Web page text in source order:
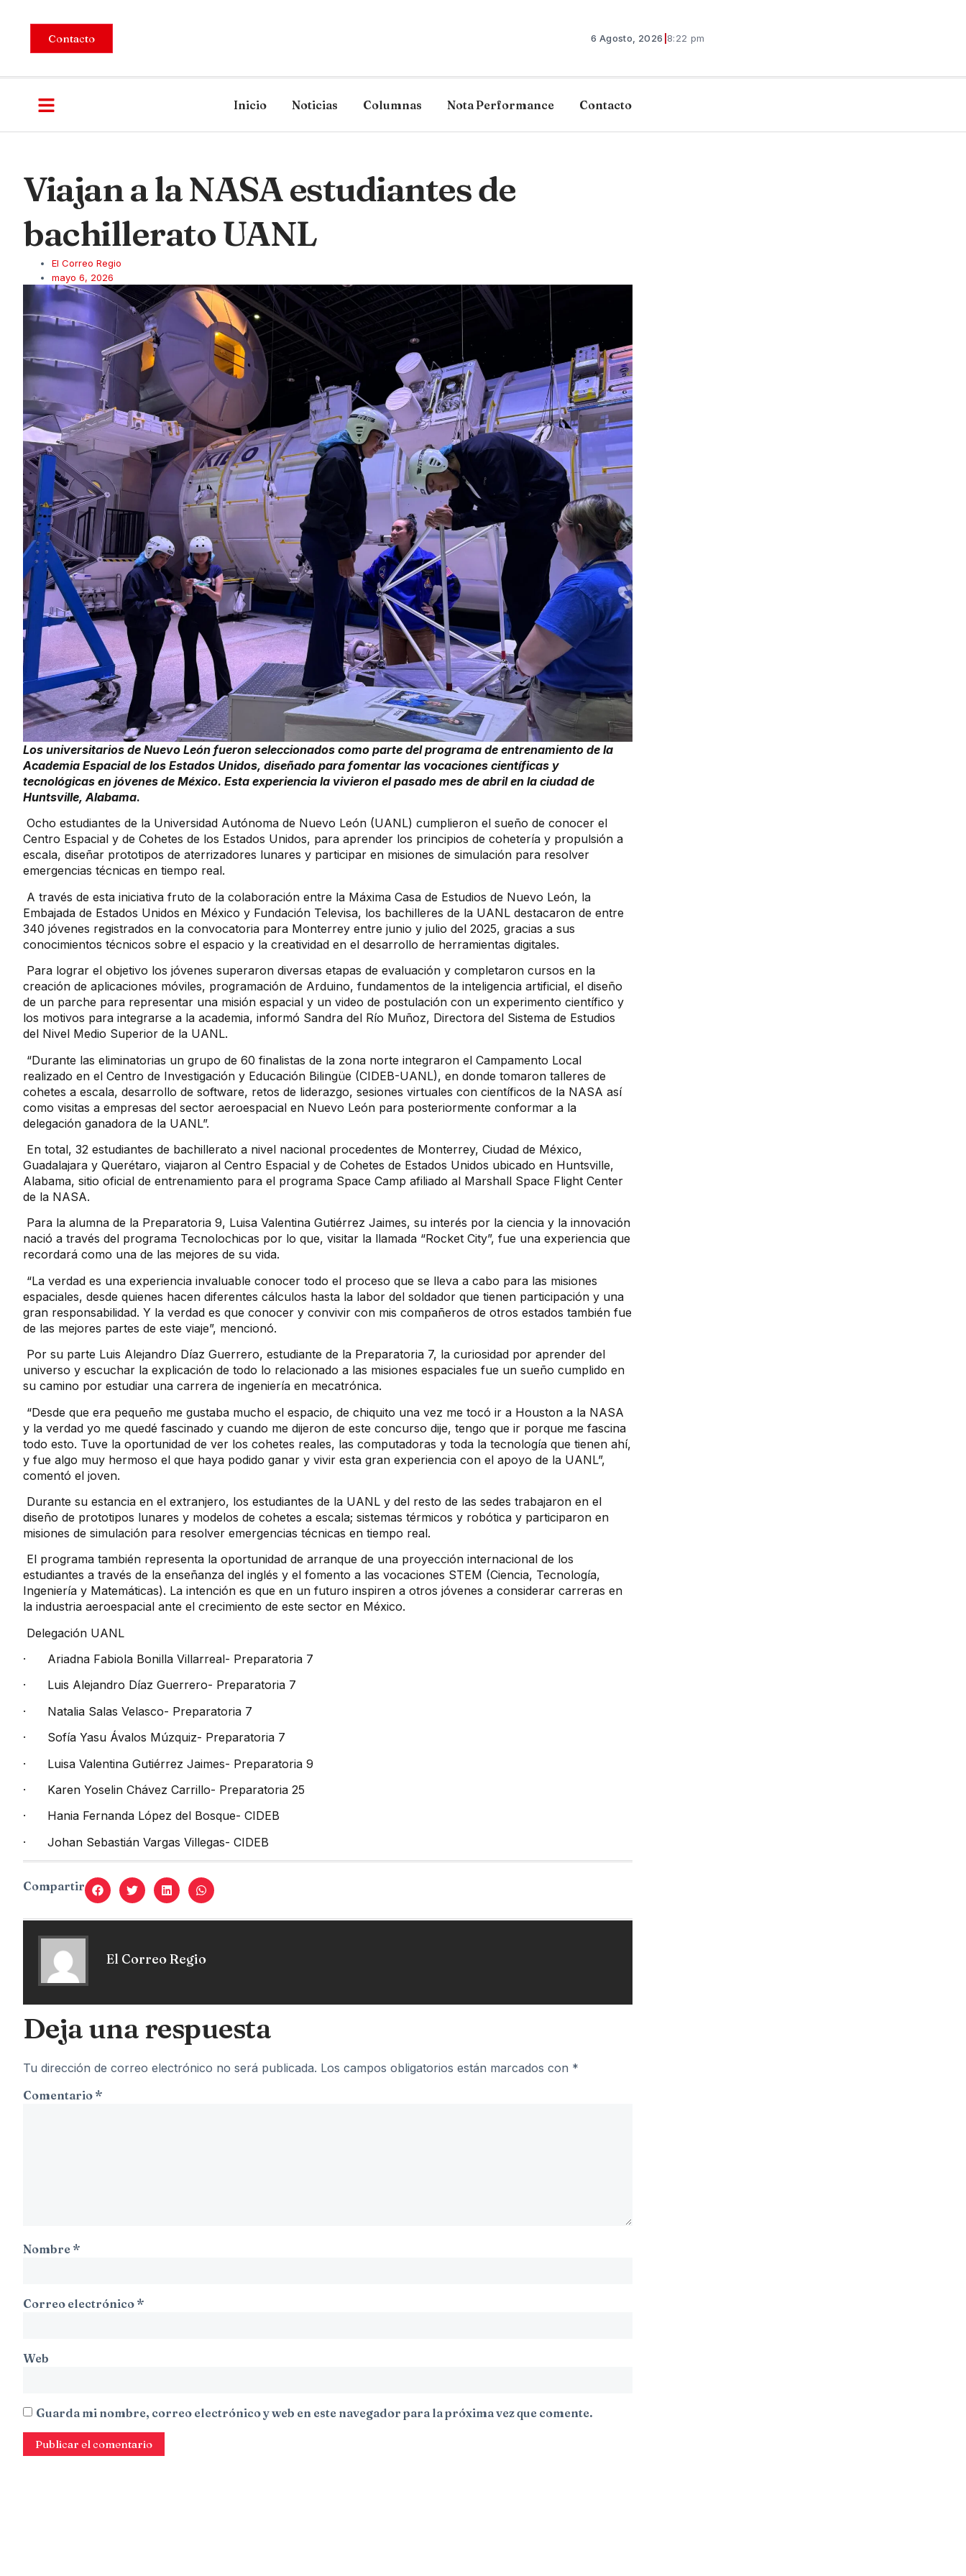
Contacto 6 Agosto, 2026 8:22 pm
Inicio Noticias Columnas Nota Performance Contacto
Viajan a la NASA estudiantes de
bachillerato UANL
El Correo Regio
mayo 6, 2026
Los universitarios de Nuevo León fueron seleccionados como parte del programa de entrenamiento de la
Academia Espacial de los Estados Unidos, diseñado para fomentar las vocaciones científicas y
tecnológicas en jóvenes de México. Esta experiencia la vivieron el pasado mes de abril en la ciudad de
Huntsville, Alabama.
Ocho estudiantes de la Universidad Autónoma de Nuevo León (UANL) cumplieron el sueño de conocer el
Centro Espacial y de Cohetes de los Estados Unidos, para aprender los principios de cohetería y propulsión a
escala, diseñar prototipos de aterrizadores lunares y participar en misiones de simulación para resolver
emergencias técnicas en tiempo real.
A través de esta iniciativa fruto de la colaboración entre la Máxima Casa de Estudios de Nuevo León, la
Embajada de Estados Unidos en México y Fundación Televisa, los bachilleres de la UANL destacaron de entre
340 jóvenes registrados en la convocatoria para Monterrey entre junio y julio del 2025, gracias a sus
conocimientos técnicos sobre el espacio y la creatividad en el desarrollo de herramientas digitales.
Para lograr el objetivo los jóvenes superaron diversas etapas de evaluación y completaron cursos en la
creación de aplicaciones móviles, programación de Arduino, fundamentos de la inteligencia artificial, el diseño
de un parche para representar una misión espacial y un video de postulación con un experimento científico y
los motivos para integrarse a la academia, informó Sandra del Río Muñoz, Directora del Sistema de Estudios
del Nivel Medio Superior de la UANL.
“Durante las eliminatorias un grupo de 60 finalistas de la zona norte integraron el Campamento Local
realizado en el Centro de Investigación y Educación Bilingüe (CIDEB-UANL), en donde tomaron talleres de
cohetes a escala, desarrollo de software, retos de liderazgo, sesiones virtuales con científicos de la NASA así
como visitas a empresas del sector aeroespacial en Nuevo León para posteriormente conformar a la
delegación ganadora de la UANL”.
En total, 32 estudiantes de bachillerato a nivel nacional procedentes de Monterrey, Ciudad de México,
Guadalajara y Querétaro, viajaron al Centro Espacial y de Cohetes de Estados Unidos ubicado en Huntsville,
Alabama, sitio oficial de entrenamiento para el programa Space Camp afiliado al Marshall Space Flight Center
de la NASA.
Para la alumna de la Preparatoria 9, Luisa Valentina Gutiérrez Jaimes, su interés por la ciencia y la innovación
nació a través del programa Tecnolochicas por lo que, visitar la llamada “Rocket City”, fue una experiencia que
recordará como una de las mejores de su vida.
“La verdad es una experiencia invaluable conocer todo el proceso que se lleva a cabo para las misiones
espaciales, desde quienes hacen diferentes cálculos hasta la labor del soldador que tienen participación y una
gran responsabilidad. Y la verdad es que conocer y convivir con mis compañeros de otros estados también fue
de las mejores partes de este viaje”, mencionó.
Por su parte Luis Alejandro Díaz Guerrero, estudiante de la Preparatoria 7, la curiosidad por aprender del
universo y escuchar la explicación de todo lo relacionado a las misiones espaciales fue un sueño cumplido en
su camino por estudiar una carrera de ingeniería en mecatrónica.
“Desde que era pequeño me gustaba mucho el espacio, de chiquito una vez me tocó ir a Houston a la NASA
y la verdad yo me quedé fascinado y cuando me dijeron de este concurso dije, tengo que ir porque me fascina
todo esto. Tuve la oportunidad de ver los cohetes reales, las computadoras y toda la tecnología que tienen ahí,
y fue algo muy hermoso el que haya podido ganar y vivir esta gran experiencia con el apoyo de la UANL”,
comentó el joven.
Durante su estancia en el extranjero, los estudiantes de la UANL y del resto de las sedes trabajaron en el
diseño de prototipos lunares y modelos de cohetes a escala; sistemas térmicos y robótica y participaron en
misiones de simulación para resolver emergencias técnicas en tiempo real.
El programa también representa la oportunidad de arranque de una proyección internacional de los
estudiantes a través de la enseñanza del inglés y el fomento a las vocaciones STEM (Ciencia, Tecnología,
Ingeniería y Matemáticas). La intención es que en un futuro inspiren a otros jóvenes a considerar carreras en
la industria aeroespacial ante el crecimiento de este sector en México.
Delegación UANL
· Ariadna Fabiola Bonilla Villarreal- Preparatoria 7
· Luis Alejandro Díaz Guerrero- Preparatoria 7
· Natalia Salas Velasco- Preparatoria 7
· Sofía Yasu Ávalos Múzquiz- Preparatoria 7
· Luisa Valentina Gutiérrez Jaimes- Preparatoria 9
· Karen Yoselin Chávez Carrillo- Preparatoria 25
· Hania Fernanda López del Bosque- CIDEB
· Johan Sebastián Vargas Villegas- CIDEB
Compartir
El Correo Regio
Deja una respuesta
Tu dirección de correo electrónico no será publicada. Los campos obligatorios están marcados con *
Comentario *
Nombre *
Correo electrónico *
Web
Guarda mi nombre, correo electrónico y web en este navegador para la próxima vez que comente.